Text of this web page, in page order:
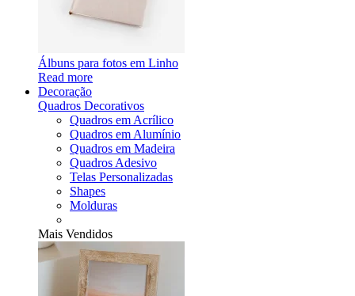
Álbuns para fotos em Linho
Read more
Decoração
Quadros Decorativos
Quadros em Acrílico
Quadros em Alumínio
Quadros em Madeira
Quadros Adesivo
Telas Personalizadas
Shapes
Molduras
Mais Vendidos